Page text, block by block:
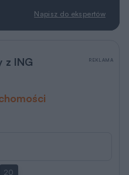
Napisz do ekspertów
z ING
20
REKLAMA